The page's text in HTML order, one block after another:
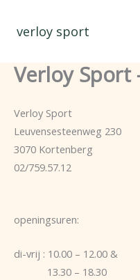
naar
inhoud
verloy sport
Verloy Sport
Verloy Sport
Leuvensesteenweg 230
3070 Kortenberg
02/759.57.12
openingsuren:
di-vrij : 10.00 – 12.00 &
13.30 – 18.30